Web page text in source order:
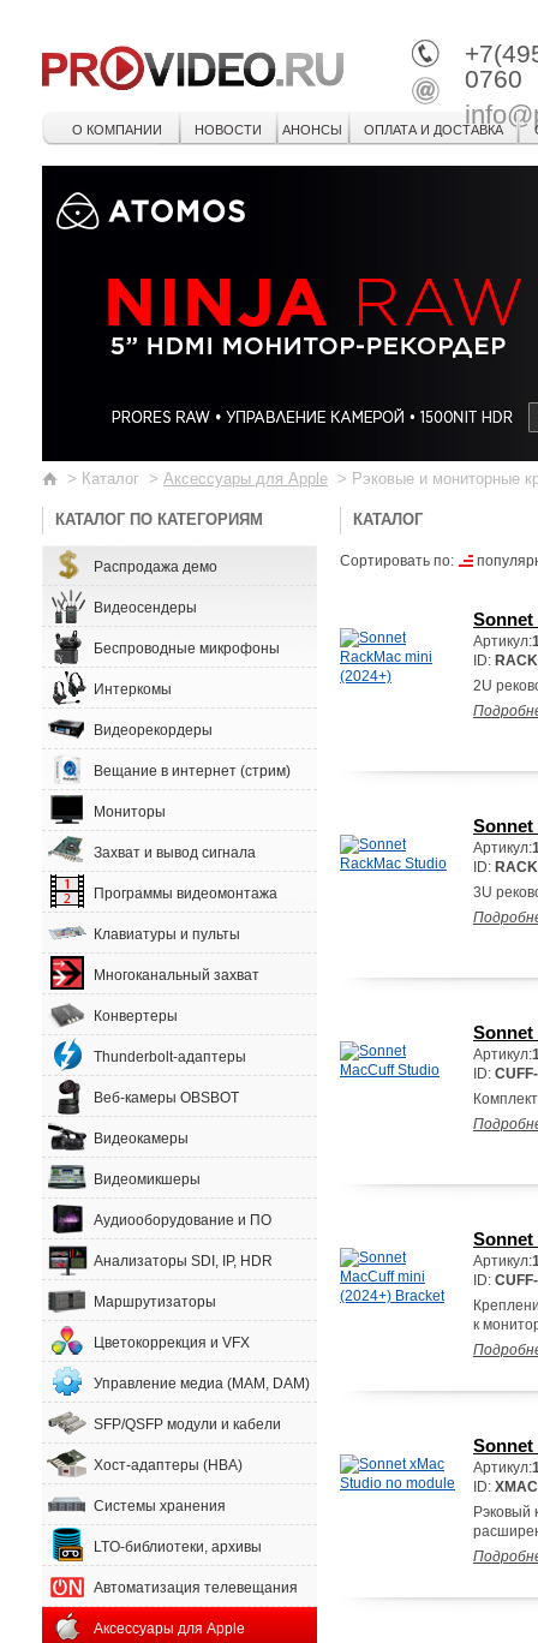
0760
О КОМПАНИИ НОВОСТИ АНОНСЫ ОПЛАТА И ДОСТАВКА
> Каталог > Аксессуары для Apple > Рэковые и мониторные
КАТАЛОГ ПО КАТЕГОРИЯМ
Распродажа демо
Видеосендеры
Беспроводные микрофоны
Интеркомы
Видеорекордеры
Вещание в интернет (стрим)
Мониторы
Захват и вывод сигнала
Программы видеомонтажа
Клавиатуры и пульты
Многоканальный захват
Конвертеры
Thunderbolt-адаптеры
Веб-камеры OBSBOT
Видеокамеры
Видеомикшеры
Аудиооборудование и ПО
Анализаторы SDI, IP, HDR
Маршрутизаторы
Цветокоррекция и VFX
Управление медиа (MAM, DAM)
SFP/QSFP модули и кабели
Хост-адаптеры (HBA)
Системы хранения
LTO-библиотеки, архивы
Автоматизация телевещания
Аксессуары для Apple
КАТАЛОГ
Сортировать по:
Sonnet
Артикул:
ID:
2U
Sonnet
Артикул:
ID:
3U
Sonnet
Артикул:
ID:
Sonnet
Артикул:
ID:
к
Sonnet
Артикул:
ID:
Рэковый